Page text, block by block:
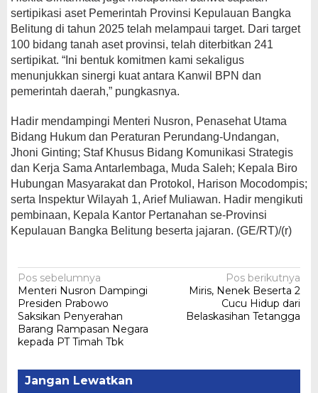
sertipikasi aset Pemerintah Provinsi Kepulauan Bangka
Belitung di tahun 2025 telah melampaui target. Dari target
100 bidang tanah aset provinsi, telah diterbitkan 241
sertipikat. “Ini bentuk komitmen kami sekaligus
menunjukkan sinergi kuat antara Kanwil BPN dan
pemerintah daerah,” pungkasnya.
Hadir mendampingi Menteri Nusron, Penasehat Utama
Bidang Hukum dan Peraturan Perundang-Undangan,
Jhoni Ginting; Staf Khusus Bidang Komunikasi Strategis
dan Kerja Sama Antarlembaga, Muda Saleh; Kepala Biro
Hubungan Masyarakat dan Protokol, Harison Mocodompis;
serta Inspektur Wilayah 1, Arief Muliawan. Hadir mengikuti
pembinaan, Kepala Kantor Pertanahan se-Provinsi
Kepulauan Bangka Belitung beserta jajaran. (GE/RT)/(r)
Navigasi
pos
Pos sebelumnya
Menteri Nusron Dampingi
Presiden Prabowo
Saksikan Penyerahan
Barang Rampasan Negara
kepada PT Timah Tbk
Pos berikutnya
Miris, Nenek Beserta 2
Cucu Hidup dari
Belaskasihan Tetangga
Jangan Lewatkan